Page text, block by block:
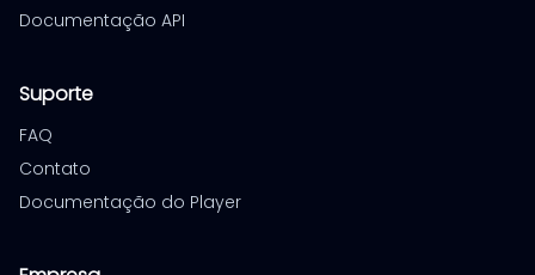
Documentação API
Suporte
FAQ
Contato
Documentação do Player